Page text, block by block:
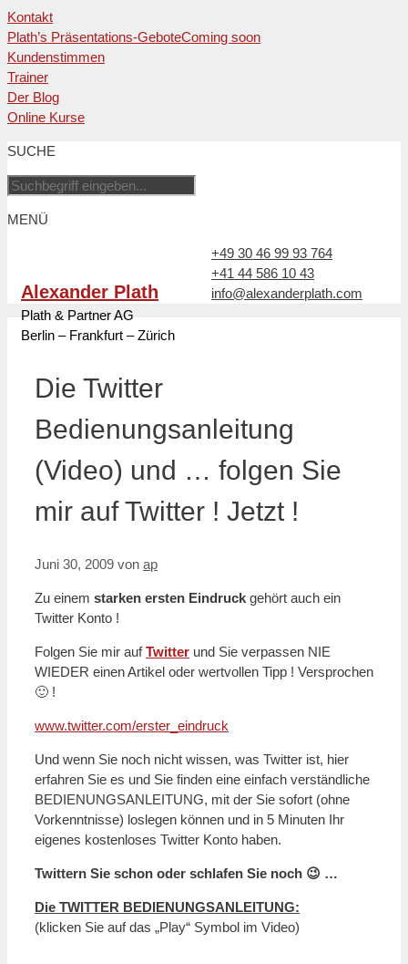
Kontakt
Plath’s Präsentations-GeboteComing soon
Kundenstimmen
Trainer
Der Blog
Online Kurse
Inhalt
springen
SUCHE
MENÜ
Alexander Plath
Plath & Partner AG
Berlin – Frankfurt – Zürich
+49 30 46 99 93 764
+41 44 586 10 43
info@alexanderplath.com
Die Twitter
Bedienungsanleitung
(Video) und … folgen Sie
mir auf Twitter ! Jetzt !
Juni 30, 2009 von ap
Zu einem starken ersten Eindruck gehört auch ein
Twitter Konto !
Folgen Sie mir aufTwitter und Sie verpassen NIE
WIEDER einen Artikel oder wertvollen Tipp ! Versprochen
🙂 !
www.twitter.com/erster_eindruck
Und wenn Sie noch nicht wissen, was Twitter ist, hier
erfahren Sie es und Sie finden eine einfach verständliche
BEDIENUNGSANLEITUNG, mit der Sie sofort (ohne
Vorkenntnisse) loslegen können und in 5 Minuten Ihr
eigenes kostenloses Twitter Konto haben.
Twittern Sie schon oder schlafen Sie noch 😉 …
Die TWITTER BEDIENUNGSANLEITUNG:
(klicken Sie auf das „Play“ Symbol im Video)